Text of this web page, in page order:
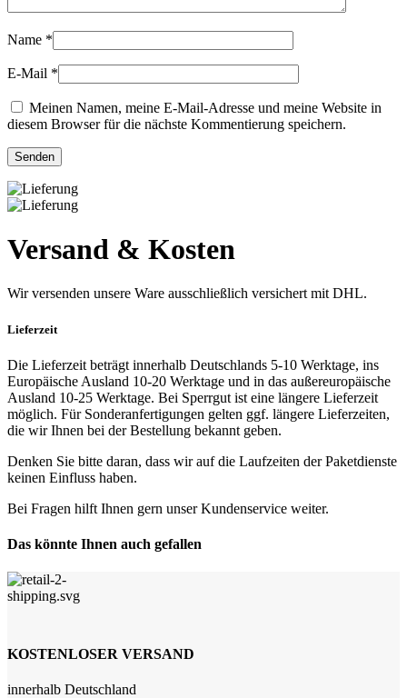
Name *
E-Mail *
Meinen Namen, meine E-Mail-Adresse und meine Website in
diesem Browser für die nächste Kommentierung speichern.
Versand & Kosten
Wir versenden unsere Ware ausschließlich versichert mit DHL.
Lieferzeit
Die Lieferzeit beträgt innerhalb Deutschlands 5-10 Werktage, ins
Europäische Ausland 10-20 Werktage und in das außereuropäische
Ausland 10-25 Werktage. Bei Sperrgut ist eine längere Lieferzeit
möglich. Für Sonderanfertigungen gelten ggf. längere Lieferzeiten,
die wir Ihnen bei der Bestellung bekannt geben.
Denken Sie bitte daran, dass wir auf die Laufzeiten der Paketdienste
keinen Einfluss haben.
Bei Fragen hilft Ihnen gern unser Kundenservice weiter.
Das könnte Ihnen auch gefallen
KOSTENLOSER VERSAND
innerhalb Deutschland